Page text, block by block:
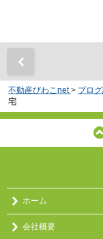
不動産びわこnet > ブロ
宅
ホーム
会社概要